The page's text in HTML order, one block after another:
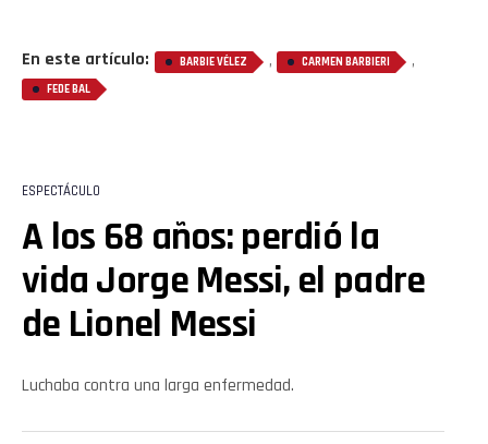
En este artículo: BARBIE VÉLEZ , CARMEN BARBIERI ,
FEDE BAL
ESPECTÁCULO
A los 68 años: perdió la
vida Jorge Messi, el padre
de Lionel Messi
Luchaba contra una larga enfermedad.